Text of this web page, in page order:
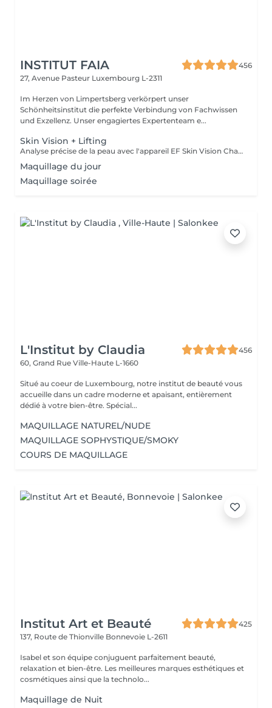
INSTITUT FAIA
456
27, Avenue Pasteur Luxembourg L-2311
Im Herzen von Limpertsberg verkörpert unser
Schönheitsinstitut die perfekte Verbindung von Fachwissen
und Exzellenz. Unser engagiertes Expertenteam e...
Skin Vision + Lifting
Analyse précise de la peau avec l'appareil EF Skin Vision Chaque peau étant unique, nous analysons ensemble les besoins actuels de votre peau. L'appareil diagnostic effectue une analyse complète. Il détermine l'identité de votre peau en quelques minutes, en se basant sur 9 paramètres spécifiques: hydratation, excès de sébum, élasticité, desquamation, pores, taches pigmentaires, rides pattes d'oie, rides du front, couperose. Soin anti-âge liftant pour une peau plus ferme. Les produits pénètrent profondément grâce au, Sono Lifter qui permet également d'agir sur les cicatrices d'acné. Le relâchement de la peau, les rides et les rides d'expression sont atténuées grâce au RF Tightener. Pour raffermir et redessiner l'ovale du visage.
Maquillage du jour
Maquillage soirée
L'Institut by Claudia
456
60, Grand Rue Ville-Haute L-1660
Situé au coeur de Luxembourg, notre institut de beauté vous
accueille dans un cadre moderne et apaisant, entièrement
dédié à votre bien-être. Spécial...
MAQUILLAGE NATUREL/NUDE
MAQUILLAGE SOPHYSTIQUE/SMOKY
COURS DE MAQUILLAGE
Institut Art et Beauté
425
137, Route de Thionville Bonnevoie L-2611
Isabel et son équipe conjuguent parfaitement beauté,
relaxation et bien-être. Les meilleures marques esthétiques et
cosmétiques ainsi que la technolo...
Maquillage de Nuit